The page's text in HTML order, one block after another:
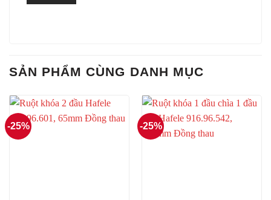
SẢN PHẨM CÙNG DANH MỤC
-25% -25%